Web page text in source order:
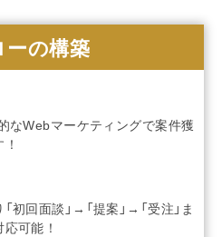
の構築
なWebマーケティングで案件獲
初回面談」→「提案」→「受注」ま
可能！